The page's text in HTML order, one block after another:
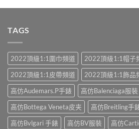
TAGS
2022頂級1:1圍巾頻道
2022頂級1:1帽子
2022頂級1:1皮帶頻道
2022頂級1:1飾品
高仿Audemars.P手錶
高仿Balenciaga服裝
高仿Bottega Veneta皮夹
高仿Breitling手
高仿Bvlgari 手錶
高仿BV服裝
高仿